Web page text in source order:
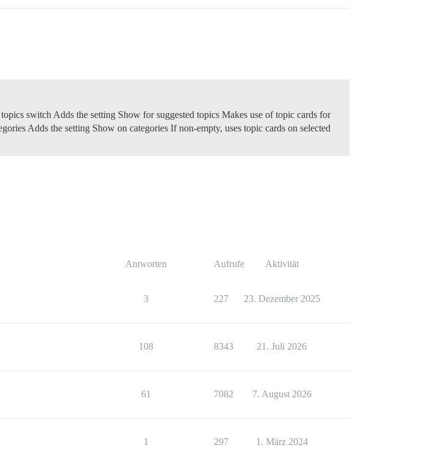
topics switch Adds the setting Show for suggested topics Makes use of topic cards for
Adds the setting Show on categories If non-empty, uses topic cards on selected
Antworten Aufrufe Aktivität
3 227 23. Dezember 2025
108 8343 21. Juli 2026
61 7082 7. August 2026
1 297 1. März 2024